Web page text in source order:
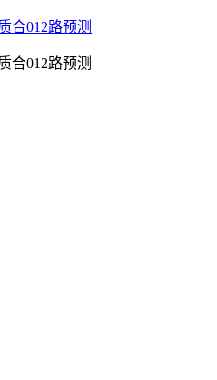
合012路预测
合012路预测